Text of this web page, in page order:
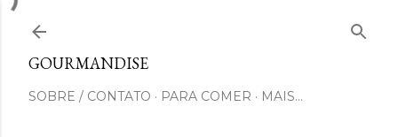
GOURMANDISE
SOBRE / CONTATO PARA COMER MAIS…